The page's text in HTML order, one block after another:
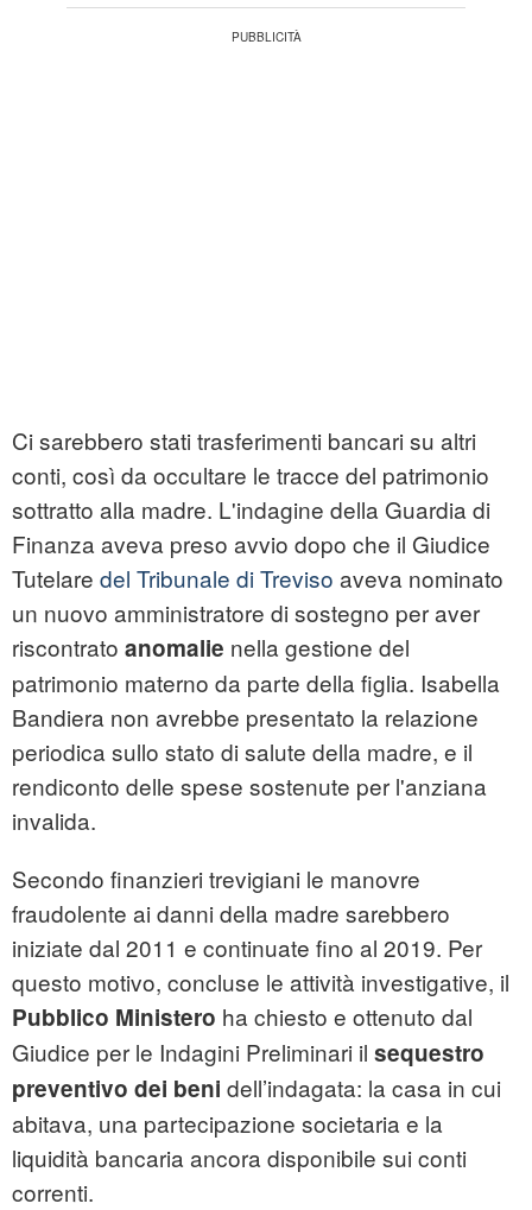
Ci sarebbero stati trasferimenti bancari su altri
conti, così da occultare le tracce del patrimonio
sottratto alla madre. L'indagine della Guardia di
Finanza aveva preso avvio dopo che il Giudice
Tutelare del Tribunale di Treviso aveva nominato
un nuovo amministratore di sostegno per aver
riscontrato anomalie nella gestione del
patrimonio materno da parte della figlia. Isabella
Bandiera non avrebbe presentato la relazione
periodica sullo stato di salute della madre, e il
rendiconto delle spese sostenute per l'anziana
invalida.
Secondo finanzieri trevigiani le manovre
fraudolente ai danni della madre sarebbero
iniziate dal 2011 e continuate fino al 2019. Per
questo motivo, concluse le attività investigative, il
Pubblico Ministero ha chiesto e ottenuto dal
Giudice per le Indagini Preliminari il sequestro
preventivo dei beni dell’indagata: la casa in cui
abitava, una partecipazione societaria e la
liquidità bancaria ancora disponibile sui conti
correnti.